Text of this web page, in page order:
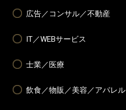
広告／コンサル／不動産
IT／WEBサービス
士業／医療
飲食／物販／美容／アパレル